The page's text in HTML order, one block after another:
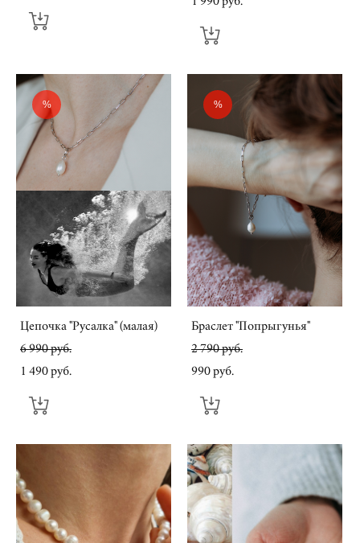
%
Цепочка "Русалка" (малая)
6 990 pуб.
1 490 pуб.
%
Браслет "Попрыгунья"
2 790 pуб.
990 pуб.